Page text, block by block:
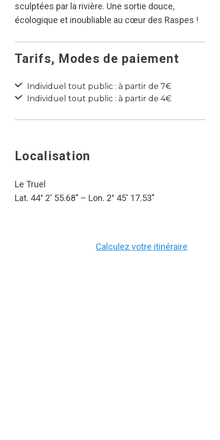
sculptées par la rivière. Une sortie douce,
écologique et inoubliable au cœur des Raspes !
Tarifs, Modes de paiement
Individuel tout public : à partir de 7€
Individuel tout public : à partir de 4€
Localisation
Le Truel
Lat. 44° 2′ 55.68″ – Lon. 2° 45′ 17.53″
Calculez votre itinéraire